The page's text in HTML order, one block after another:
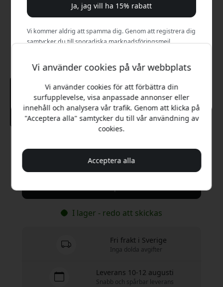
199 SEK
I lager - redo att skickas
Fri frakt i Sverige
Inga dolda avgifter
Leverans 10-12 augusti
Snabb och spårbar leverans
Vi använder cookies på vår webbplats
Vi använder cookies för att förbättra din
surfupplevelse, visa anpassade annonser eller
innehåll och analysera vår trafik. Genom att klicka på
"Acceptera alla" samtycker du till vår användning av
cookies.
Acceptera alla
Ja, jag vill ha 15% rabatt
Vi kommer aldrig att spamma dig. Genom att registrera dig
samtycker du till sporadiska marknadsföringsmejl,